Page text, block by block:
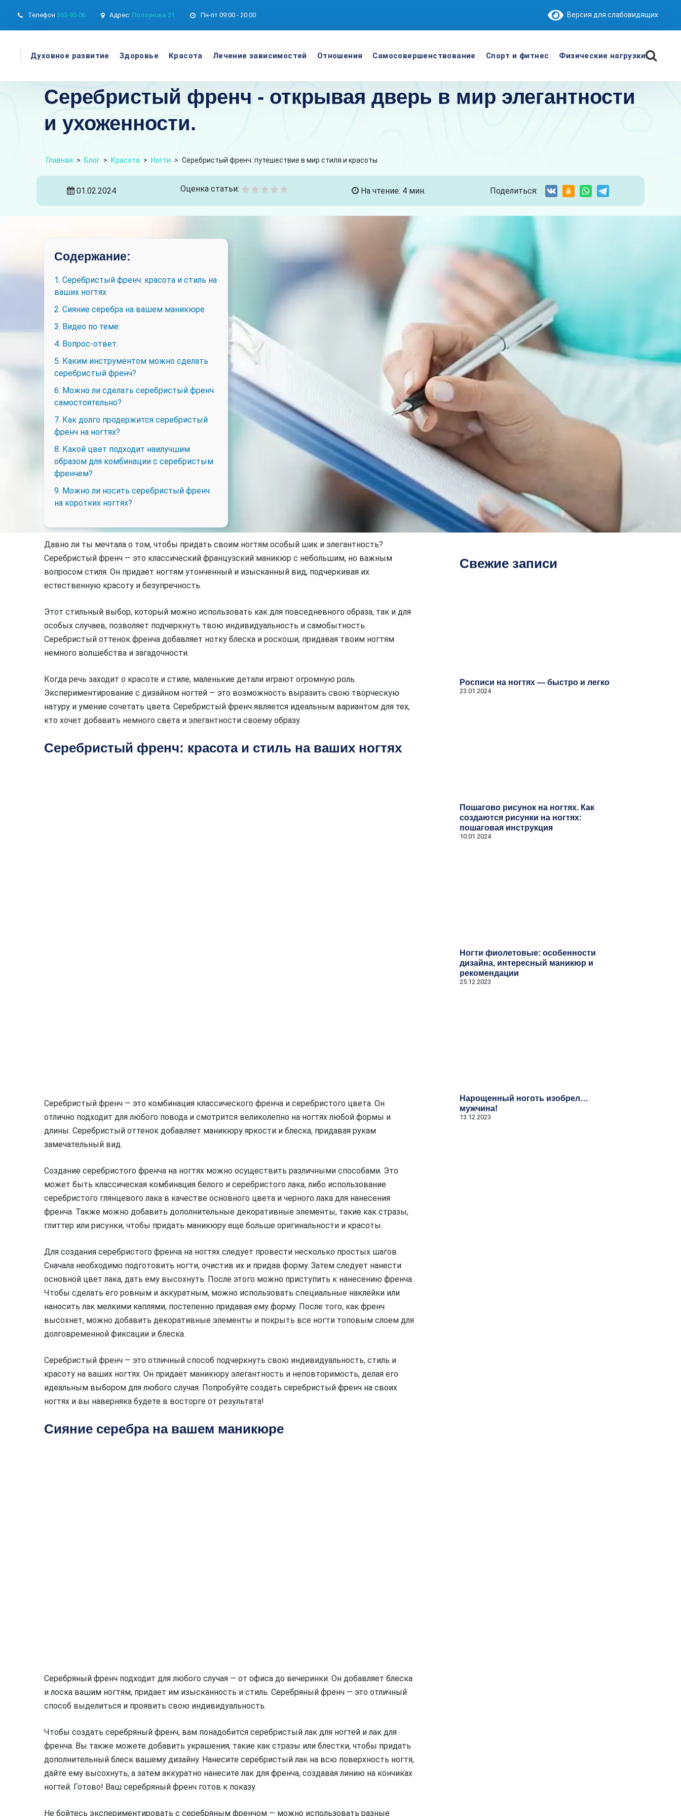
Телефон 363-95-06 Адрес: Ползунова 21 Пн-пт 09:00 - 20:00 Версия для слабовидящих
Духовное развитие Здоровье Красота Лечение зависимостей Отношения Самосовершенствование Спорт и фитнес Физические нагрузки
Серебристый френч - открывая дверь в мир элегантности
и ухоженности.
Главная > Блог > Красота > Ногти > Серебристый френч: путешествие в мир стиля и красоты
01.02.2024 Оценка статьи: На чтение: 4 мин. Поделиться:
Содержание:
1. Серебристый френч: красота и стиль на
ваших ногтях
2. Сияние серебра на вашем маникюре
3. Видео по теме:
4. Вопрос-ответ:
5. Каким инструментом можно сделать
серебристый френч?
6. Можно ли сделать серебристый френч
самостоятельно?
7. Как долго продержится серебристый
френч на ногтях?
8. Какой цвет подходит наилучшим
образом для комбинации с серебристым
френчем?
9. Можно ли носить серебристый френч
на коротких ногтях?
Давно ли ты мечтала о том, чтобы придать своим ногтям особый шик и элегантность?
Серебристый френч — это классический французский маникюр с небольшим, но важным
вопросом стиля. Он придает ногтям утонченный и изысканный вид, подчеркивая их
естественную красоту и безупречность.
Этот стильный выбор, который можно использовать как для повседневного образа, так и для
особых случаев, позволяет подчеркнуть твою индивидуальность и самобытность.
Серебристый оттенок френча добавляет нотку блеска и роскоши, придавая твоим ногтям
немного волшебства и загадочности.
Когда речь заходит о красоте и стиле, маленькие детали играют огромную роль.
Экспериментирование с дизайном ногтей — это возможность выразить свою творческую
натуру и умение сочетать цвета. Серебристый френч является идеальным вариантом для тех,
кто хочет добавить немного света и элегантности своему образу.
Серебристый френч: красота и стиль на ваших ногтях
Серебристый френч — это комбинация классического френча и серебристого цвета. Он
отлично подходит для любого повода и смотрится великолепно на ногтях любой формы и
длины. Серебристый оттенок добавляет маникюру яркости и блеска, придавая рукам
замечательный вид.
Создание серебристого френча на ногтях можно осуществить различными способами. Это
может быть классическая комбинация белого и серебристого лака, либо использование
серебристого глянцевого лака в качестве основного цвета и черного лака для нанесения
френча. Также можно добавить дополнительные декоративные элементы, такие как стразы,
глиттер или рисунки, чтобы придать маникюру еще больше оригинальности и красоты.
Для создания серебристого френча на ногтях следует провести несколько простых шагов.
Сначала необходимо подготовить ногти, очистив их и придав форму. Затем следует нанести
основной цвет лака, дать ему высохнуть. После этого можно приступить к нанесению френча.
Чтобы сделать его ровным и аккуратным, можно использовать специальные наклейки или
наносить лак мелкими каплями, постепенно придавая ему форму. После того, как френч
высохнет, можно добавить декоративные элементы и покрыть все ногти топовым слоем для
долговременной фиксации и блеска.
Серебристый френч — это отличный способ подчеркнуть свою индивидуальность, стиль и
красоту на ваших ногтях. Он придает маникюру элегантность и неповторимость, делая его
идеальным выбором для любого случая. Попробуйте создать серебристый френч на своих
ногтях и вы наверняка будете в восторге от результата!
Сияние серебра на вашем маникюре
Серебряный френч подходит для любого случая — от офиса до вечеринки. Он добавляет блеска
и лоска вашим ногтям, придает им изысканность и стиль. Серебряный френч — это отличный
способ выделиться и проявить свою индивидуальность.
Чтобы создать серебряный френч, вам понадобится серебристый лак для ногтей и лак для
френча. Вы также можете добавить украшения, такие как стразы или блестки, чтобы придать
дополнительный блеск вашему дизайну. Нанесите серебристый лак на всю поверхность ногтя,
дайте ему высохнуть, а затем аккуратно нанесите лак для френча, создавая линию на кончиках
ногтей. Готово! Ваш серебряный френч готов к показу.
Не бойтесь экспериментировать с серебряным френчом — можно использовать разные
Свежие записи
Росписи на ногтях — быстро и легко
23.01.2024
Пошагово рисунок на ногтях. Как
создаются рисунки на ногтях:
пошаговая инструкция
10.01.2024
Ногти фиолетовые: особенности
дизайна, интересный маникюр и
рекомендации
25.12.2023
Нарощенный ноготь изобрел…
мужчина!
13.12.2023